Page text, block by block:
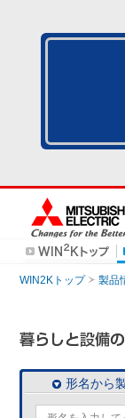
WIN2Kトップ 製品
形名から